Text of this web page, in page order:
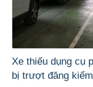
Xe thiếu dụng cụ
bị trượt đăng kiểm